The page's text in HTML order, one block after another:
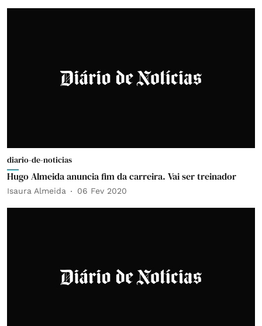
diario-de-noticias
Hugo Almeida anuncia fim da carreira. Vai ser treinador
Isaura Almeida 06 Fev 2020